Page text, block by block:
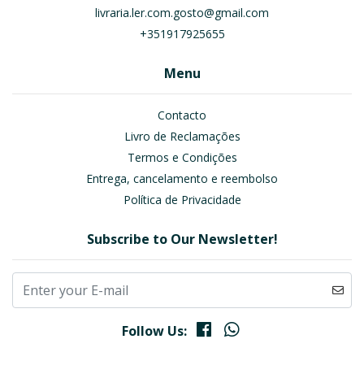
livraria.ler.com.gosto@gmail.com
+351917925655
Menu
Contacto
Livro de Reclamações
Termos e Condições
Entrega, cancelamento e reembolso
Política de Privacidade
Subscribe to Our Newsletter!
Follow Us: